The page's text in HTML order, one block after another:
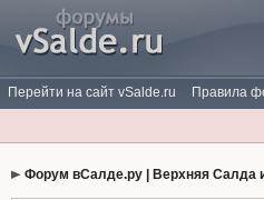
Перейти на сайт vSalde.ru Правила
Форум вСалде.ру | Верхняя Салда